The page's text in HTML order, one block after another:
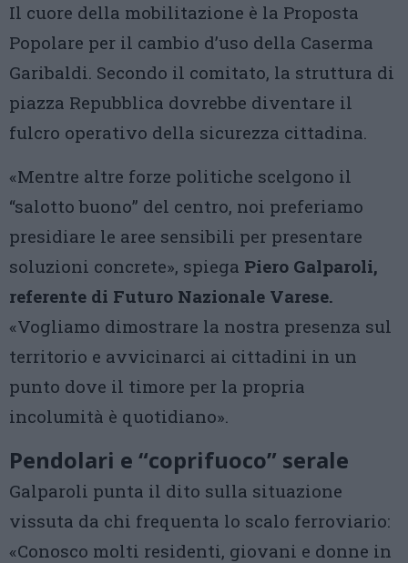
Il cuore della mobilitazione è la Proposta
Popolare per il cambio d’uso della Caserma
Garibaldi. Secondo il comitato, la struttura di
piazza Repubblica dovrebbe diventare il
fulcro operativo della sicurezza cittadina.
«Mentre altre forze politiche scelgono il
“salotto buono” del centro, noi preferiamo
presidiare le aree sensibili per presentare
soluzioni concrete», spiega Piero Galparoli,
referente di Futuro Nazionale Varese.
«Vogliamo dimostrare la nostra presenza sul
territorio e avvicinarci ai cittadini in un
punto dove il timore per la propria
incolumità è quotidiano».
Pendolari e “coprifuoco” serale
Galparoli punta il dito sulla situazione
vissuta da chi frequenta lo scalo ferroviario:
«Conosco molti residenti, giovani e donne in